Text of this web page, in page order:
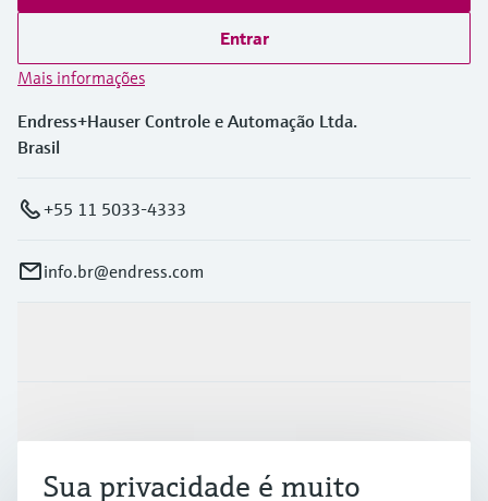
Entrar
Mais informações
Endress+Hauser Controle e Automação Ltda.
Brasil
+55 11 5033-4333
info.br@endress.com
Sua privacidade é muito